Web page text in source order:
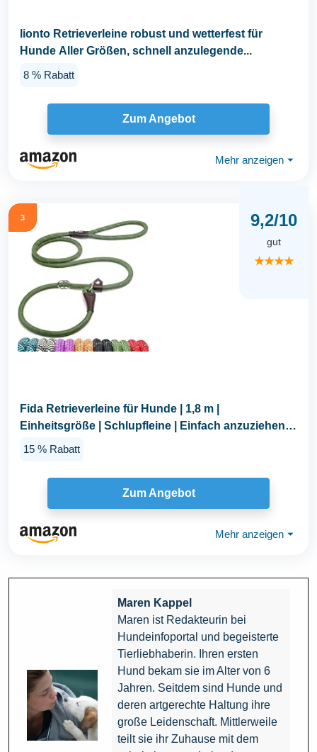
lionto Retrieverleine robust und wetterfest für
Hunde Aller Größen, schnell anzulegende...
8 % Rabatt
Zum Angebot
Mehr anzeigen ⏷
3 9,2/10
gut
★★★★
Fida Retrieverleine für Hunde | 1,8 m |
Einheitsgröße | Schlupfleine | Einfach anzuziehen,
kein...
15 % Rabatt
Zum Angebot
Mehr anzeigen ⏷
Maren Kappel
Maren ist Redakteurin bei
Hundeinfoportal und begeisterte
Tierliebhaberin. Ihren ersten
Hund bekam sie im Alter von 6
Jahren. Seitdem sind Hunde und
deren artgerechte Haltung ihre
große Leidenschaft. Mittlerweile
teilt sie ihr Zuhause mit dem